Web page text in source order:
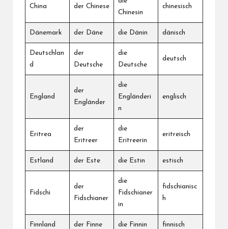
China der Chinese
Chinesin
chinesisch
Dänemark der Däne die Dänin dänisch
Deutschlan
d
der
Deutsche
die
Deutsche
deutsch
England
der
Engländer
die
Engländeri
n
englisch
Eritrea
der
Eritreer
die
Eritreerin
eritreisch
Estland der Este die Estin estisch
Fidschi
der
Fidschianer
die
Fidschianer
in
fidschianisc
h
Finnland der Finne die Finnin finnisch